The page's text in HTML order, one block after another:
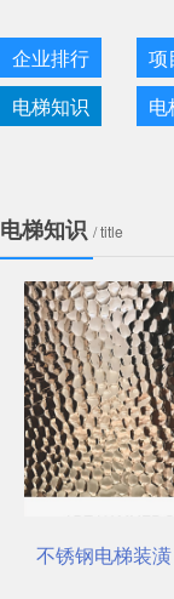
企业排行 项
电梯知识
电
电梯知识 / title
不锈钢电梯装